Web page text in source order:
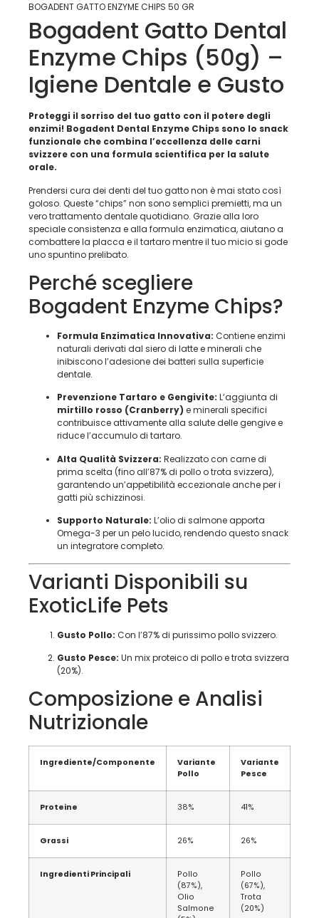
BOGADENT GATTO ENZYME CHIPS 50 GR
Bogadent Gatto Dental
Enzyme Chips (50g) –
Igiene Dentale e Gusto
Proteggi il sorriso del tuo gatto con il potere degli
enzimi! Bogadent Dental Enzyme Chips sono lo snack
funzionale che combina l’eccellenza delle carni
svizzere con una formula scientifica per la salute
orale.
Prendersi cura dei denti del tuo gatto non è mai stato così
goloso. Queste “chips” non sono semplici premietti, ma un
vero trattamento dentale quotidiano. Grazie alla loro
speciale consistenza e alla formula enzimatica, aiutano a
combattere la placca e il tartaro mentre il tuo micio si gode
uno spuntino prelibato.
Perché scegliere
Bogadent Enzyme Chips?
Formula Enzimatica Innovativa: Contiene enzimi
naturali derivati dal siero di latte e minerali che
inibiscono l’adesione dei batteri sulla superficie
dentale.
Prevenzione Tartaro e Gengivite: L’aggiunta di
mirtillo rosso (Cranberry) e minerali specifici
contribuisce attivamente alla salute delle gengive e
riduce l’accumulo di tartaro.
Alta Qualità Svizzera: Realizzato con carne di
prima scelta (fino all’87% di pollo o trota svizzera),
garantendo un’appetibilità eccezionale anche per i
gatti più schizzinosi.
Supporto Naturale: L’olio di salmone apporta
Omega-3 per un pelo lucido, rendendo questo snack
un integratore completo.
Varianti Disponibili su
ExoticLife Pets
Gusto Pollo: Con l’87% di purissimo pollo svizzero.
Gusto Pesce: Un mix proteico di pollo e trota svizzera
(20%).
Composizione e Analisi
Nutrizionale
Ingrediente/Componente
Variante
Pollo
Variante
Pesce
Proteine 38% 41%
Grassi 26% 26%
Ingredienti Principali
Pollo
(87%),
Olio
Salmone
Pollo
(67%),
Trota
(20%)